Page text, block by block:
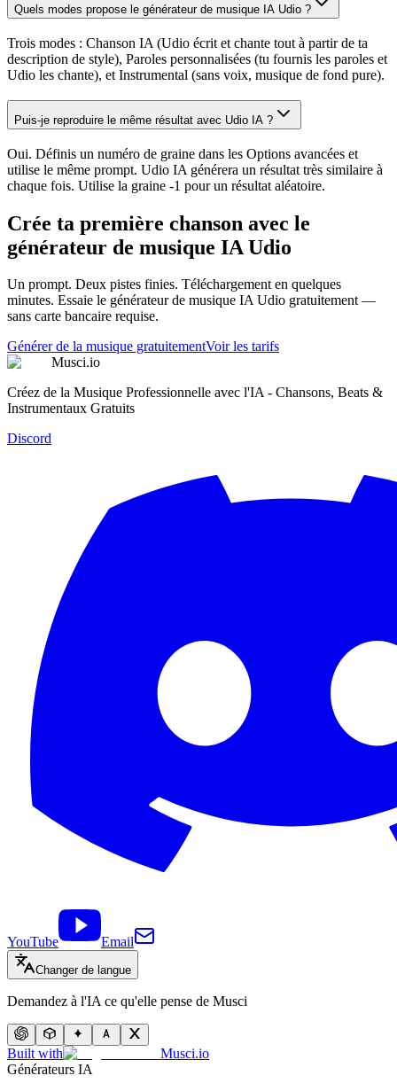
Quels modes propose le générateur de musique IA Udio ?
Trois modes : Chanson IA (Udio écrit et chante tout à partir de ta
description de style), Paroles personnalisées (tu fournis les paroles et
Udio les chante), et Instrumental (sans voix, musique de fond pure).
Puis-je reproduire le même résultat avec Udio IA ?
Oui. Définis un numéro de graine dans les Options avancées et
utilise le même prompt. Udio IA générera un résultat très similaire à
chaque fois. Utilise la graine -1 pour un résultat aléatoire.
Crée ta première chanson avec le
générateur de musique IA Udio
Un prompt. Deux pistes finies. Téléchargement en quelques
minutes. Essaie le générateur de musique IA Udio gratuitement —
sans carte bancaire requise.
Générer de la musique gratuitementVoir les tarifs
Musci.io
Créez de la Musique Professionnelle avec l'IA - Chansons, Beats &
Instrumentaux Gratuits
Discord
YouTube Email
Changer de langue
Demandez à l'IA ce qu'elle pense de Musci
Built with
Musci.io
Générateurs IA